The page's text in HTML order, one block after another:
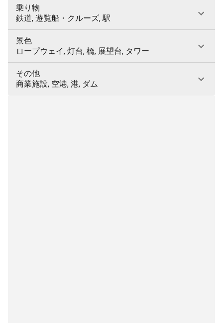
乗り物
鉄道, 遊覧船・クルーズ, 駅
景色
ロープウェイ, 灯台, 橋, 展望台, タワー
その他
商業施設, 空港, 港, ダム